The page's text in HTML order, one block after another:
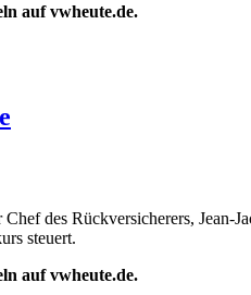
auf vwheute.de.
des Rückversicherers, Jean-
steuert.
auf vwheute.de.